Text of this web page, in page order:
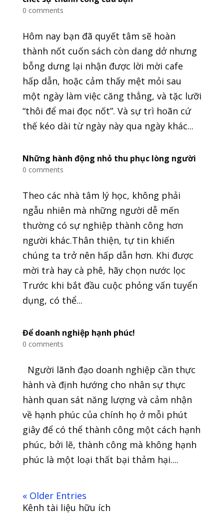
0 comments
Hôm nay bạn đã quyết tâm sẽ hoàn
thành nốt cuốn sách còn dang dở nhưng
bỗng dưng lại nhận được lời mời cafe
hấp dẫn, hoặc cảm thấy mệt mỏi sau
một ngày làm việc căng thẳng, và tặc lưỡi
“thôi để mai đọc nốt”. Và sự trì hoãn cứ
thế kéo dài từ ngày này qua ngày khác...
Những hành động nhỏ thu phục lòng người
0 comments
Theo các nhà tâm lý học, không phải
ngẫu nhiên mà những người dễ mến
thường có sự nghiệp thành công hơn
người khác.Thân thiện, tự tin khiến
chúng ta trở nên hấp dẫn hơn. Khi được
mời trà hay cà phê, hãy chọn nước lọc
Trước khi bắt đầu cuộc phỏng vấn tuyển
dụng, có thể...
Để doanh nghiệp hạnh phúc!
0 comments
Người lãnh đạo doanh nghiệp cần thực
hành và định hướng cho nhân sự thực
hành quan sát năng lượng và cảm nhận
về hạnh phúc của chính họ ở mỗi phút
giây để có thể thành công một cách hạnh
phúc, bởi lẽ, thành công mà không hạnh
phúc là một loại thất bại thảm hại....
« Older Entries
Kênh tài liệu hữu ích